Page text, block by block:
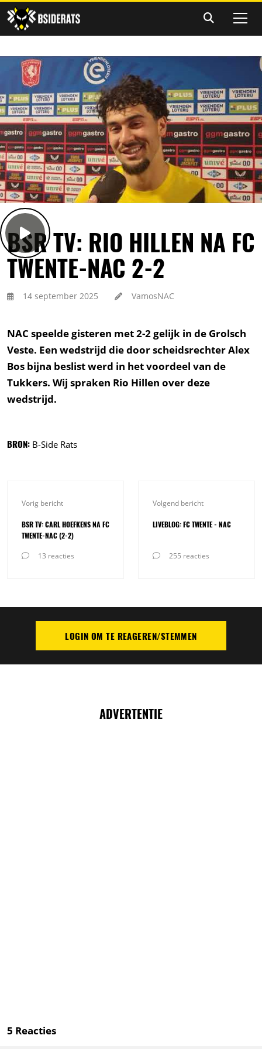
BSR TV: RIO HILLEN NA FC
TWENTE-NAC 2-2
14 september 2025 VamosNAC
NAC speelde gisteren met 2-2 gelijk in de Grolsch
Veste. Een wedstrijd die door scheidsrechter Alex
Bos bijna beslist werd in het voordeel van de
Tukkers. Wij spraken Rio Hillen over deze
wedstrijd.
BRON: B-Side Rats
Vorig bericht
BSR TV: CARL HOEFKENS NA FC
TWENTE-NAC (2-2)
13 reacties
Volgend bericht
LIVEBLOG: FC TWENTE - NAC
255 reacties
PLAATS REACTIELOGIN OM TE REAGEREN/STEMMEN
ADVERTENTIE
5 Reacties